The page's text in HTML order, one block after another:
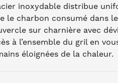
inoxydable distribue
le charbon consumé dans
sur charnière avec
à l’ensemble du gril en
éloignées de la chaleur.